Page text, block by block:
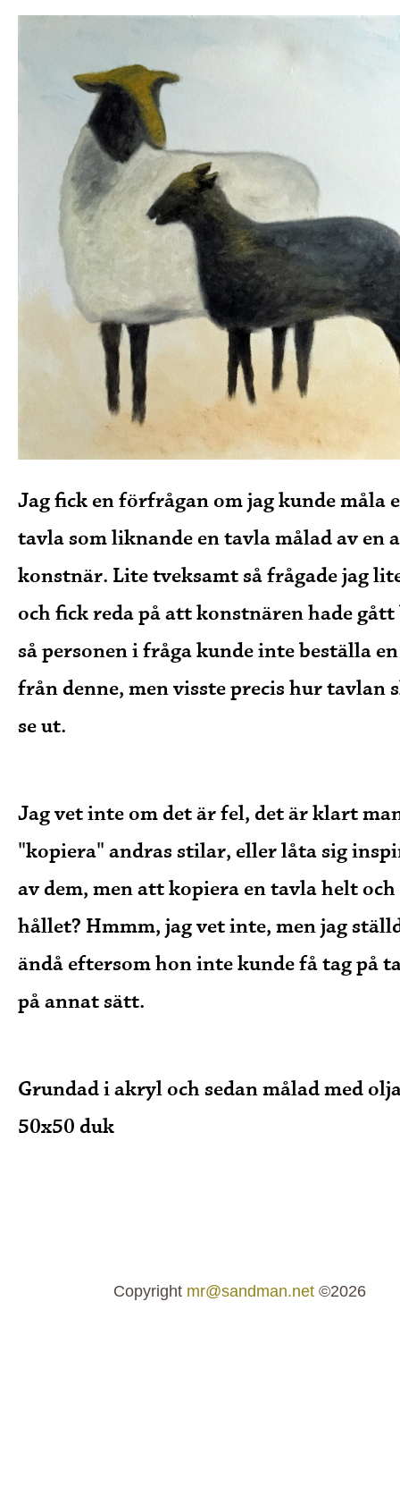
Jag fick en förfrågan om jag kunde måla
tavla som liknande en tavla målad av en
konstnär. Lite tveksamt så frågade jag
och fick reda på att konstnären hade
så personen i fråga kunde inte beställa
från denne, men visste precis hur tavlan
se ut.
Jag vet inte om det är fel, det är klart
"kopiera" andras stilar, eller låta sig
av dem, men att kopiera en tavla helt och
hållet? Hmmm, jag vet inte, men jag
ändå eftersom hon inte kunde få tag på
på annat sätt.
Grundad i akryl och sedan målad med
50x50 duk
Copyright mr@sandman.net©2026